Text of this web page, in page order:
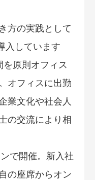
方の実践として
入しています
原則オフィス
オフィスに出勤
業文化や社会人
の交流により相
で開催。新入社
の座席からオン